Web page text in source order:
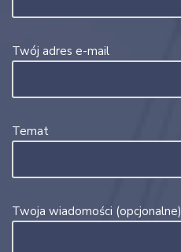
Twój adres e-mail
Temat
Twoja wiadomości (opcjonalne)